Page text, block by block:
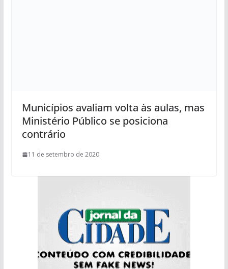
Municípios avaliam volta às aulas, mas
Ministério Público se posiciona
contrário
11 de setembro de 2020